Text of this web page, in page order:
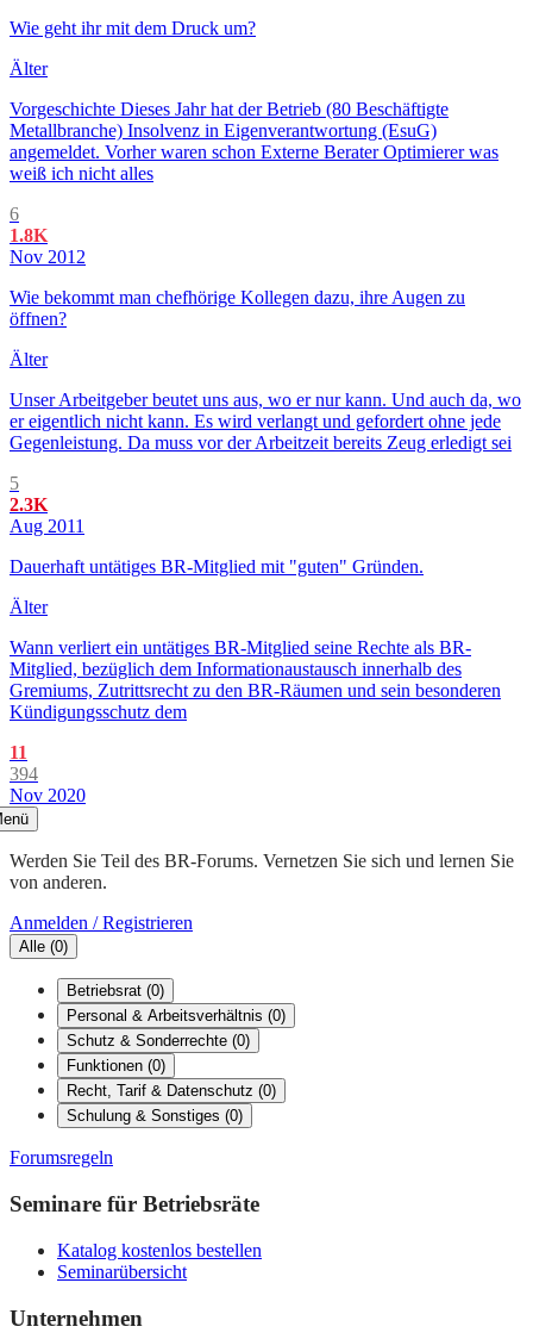
Wie geht ihr mit dem Druck um?
Älter
Vorgeschichte Dieses Jahr hat der Betrieb (80 Beschäftigte
Metallbranche) Insolvenz in Eigenverantwortung (EsuG)
angemeldet. Vorher waren schon Externe Berater Optimierer was
weiß ich nicht alles
6
1.8K
Nov 2012
Wie bekommt man chefhörige Kollegen dazu, ihre Augen zu
öffnen?
Älter
Unser Arbeitgeber beutet uns aus, wo er nur kann. Und auch da, wo
er eigentlich nicht kann. Es wird verlangt und gefordert ohne jede
Gegenleistung. Da muss vor der Arbeitzeit bereits Zeug erledigt sei
5
2.3K
Aug 2011
Dauerhaft untätiges BR-Mitglied mit "guten" Gründen.
Älter
Wann verliert ein untätiges BR-Mitglied seine Rechte als BR-
Mitglied, bezüglich dem Informationaustausch innerhalb des
Gremiums, Zutrittsrecht zu den BR-Räumen und sein besonderen
Kündigungsschutz dem
11
394
Nov 2020
Werden Sie Teil des BR-Forums. Vernetzen Sie sich und lernen Sie
von anderen.
Anmelden / Registrieren
Alle (0)
Betriebsrat (0)
Personal & Arbeitsverhältnis (0)
Schutz & Sonderrechte (0)
Funktionen (0)
Recht, Tarif & Datenschutz (0)
Schulung & Sonstiges (0)
Forumsregeln
Seminare für Betriebsräte
Katalog kostenlos bestellen
Seminarübersicht
Unternehmen